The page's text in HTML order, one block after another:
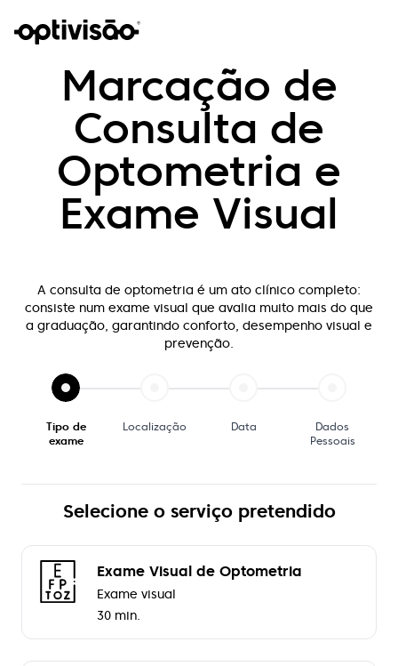
Marcação de
Consulta de
Optometria e
Exame Visual
A consulta de optometria é um ato clínico completo:
consiste num exame visual que avalia muito mais do que
a graduação, garantindo conforto, desempenho visual e
prevenção.
Tipo de
exame
Localização Data
Dados
Pessoais
Selecione o serviço pretendido
Exame Visual de Optometria
Exame visual
30 min.